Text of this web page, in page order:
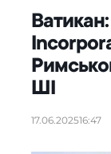
ШІ
17.06.202516:47